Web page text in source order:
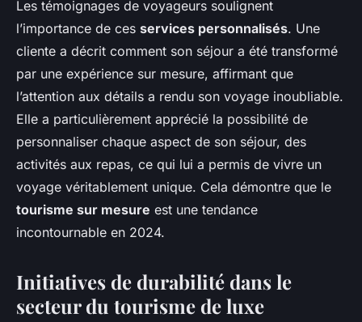
Les témoignages de voyageurs soulignent
l’importance de ces services personnalisés. Une
cliente a décrit comment son séjour a été transformé
par une expérience sur mesure, affirmant que
l’attention aux détails a rendu son voyage inoubliable.
Elle a particulièrement apprécié la possibilité de
personnaliser chaque aspect de son séjour, des
activités aux repas, ce qui lui a permis de vivre un
voyage véritablement unique. Cela démontre que le
tourisme sur mesure est une tendance
incontournable en 2024.
Initiatives de durabilité dans le
secteur du tourisme de luxe